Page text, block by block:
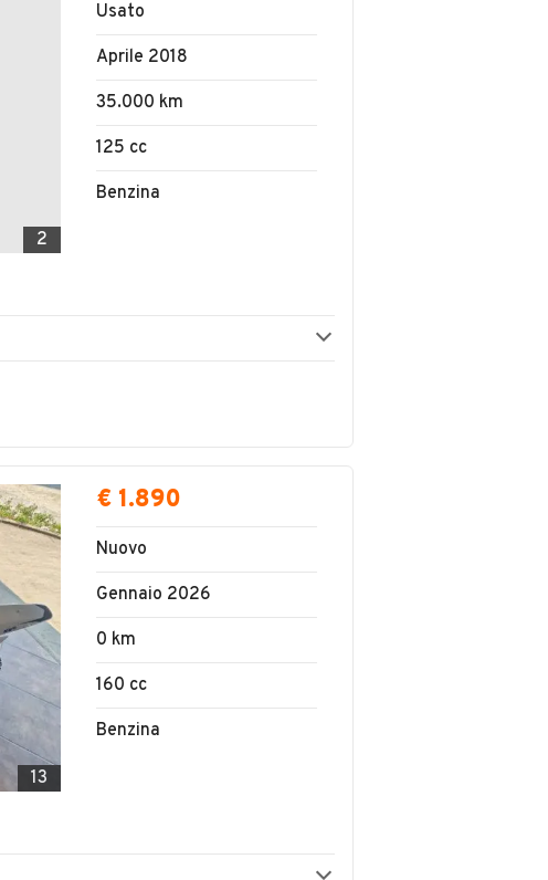
2
Usato
Aprile 2018
35.000 km
125 cc
Benzina
13
€ 1.890
Nuovo
Gennaio 2026
0 km
160 cc
Benzina